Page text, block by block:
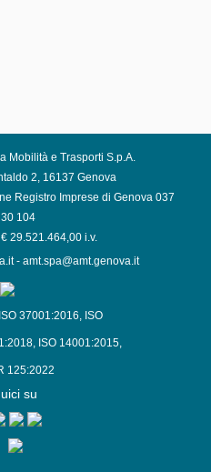
Mobilità e Trasporti S.p.A.
2, 16137 Genova
Registro Imprese di Genova 037
104
29.521.464,00 i.v.
- amt.spa@amt.genova.it
ISO 37001:2016, ISO
, ISO 14001:2015,
125:2022
su